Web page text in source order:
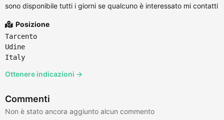
sono disponibile tutti i giorni se qualcuno è interessato mi contatti
Posizione
Tarcento
Udine
Italy
Ottenere indicazioni →
Commenti
Non è stato ancora aggiunto alcun commento